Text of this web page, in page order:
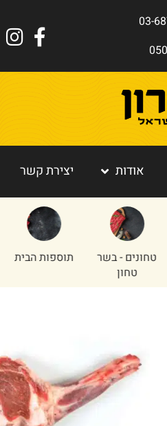
אודות יצירת קשר
תוספות הבית עוף טבעי